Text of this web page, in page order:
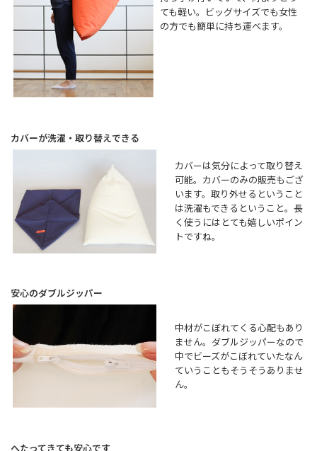
ても軽い。ビッグサイズでも女性
の方でも簡単に持ち運べます。
カバーが洗濯・取り替えできる
カバーは気分によって取り替え
可能。カバーのみの販売もござ
います。取り外せるということ
は洗濯もできるということ。長
く使うにはとても嬉しいポイン
トですね。
安心のダブルジッパー
中材がこぼれてくる心配もあり
ません。ダブルジッパーなので
中でビーズがこぼれていたなん
ていうこともそうそうありませ
ん。
へたってきても安心です